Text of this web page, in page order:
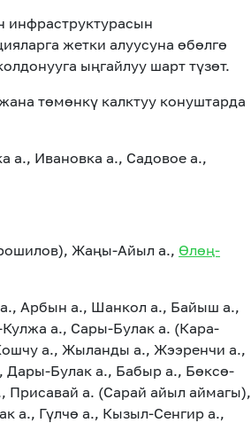
инфраструктурасын
жетки алуусуна өбөлгө
ыңгайлуу шарт түзөт.
төмөнкү калктуу конуштарда
а., Ивановка а., Садовое а.,
Жаңы-Айыл а., Өлөң-
Арбын а., Шанкол а., Байыш а.,
а., Сары-Булак а. (Кара-
а., Жыланды а., Жээренчи а.,
Дары-Булак а., Бабыр а., Бөксө-
Присавай а. (Сарай айыл аймагы),
а., Гүлчө а., Кызыл-Сенгир а.,